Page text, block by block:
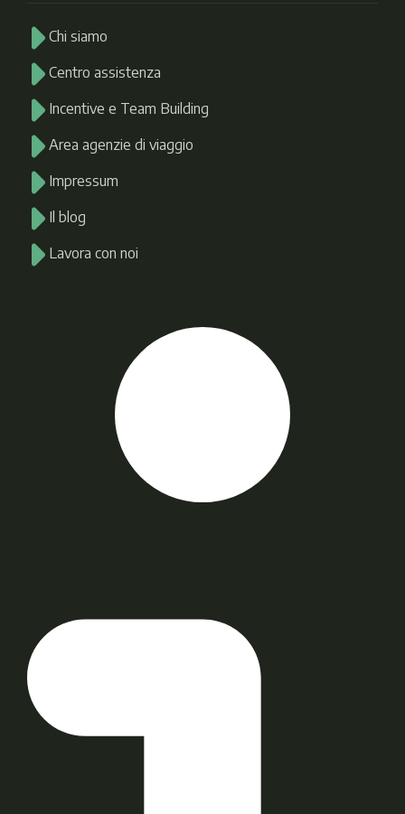
Chi siamo
Centro assistenza
Incentive e Team Building
Area agenzie di viaggio
Impressum
Il blog
Lavora con noi